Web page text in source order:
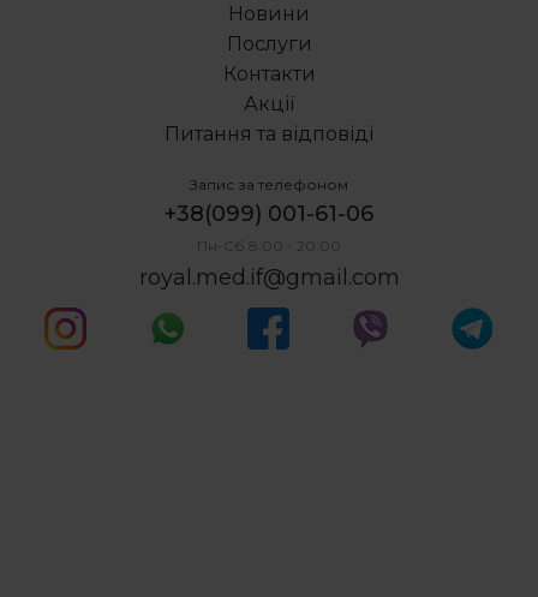
Новини
Послуги
Контакти
Акції
Питання та відповіді
Запис за телефоном
+38(099) 001-61-06
Пн-Сб 8:00 - 20:00
royal.med.if@gmail.com